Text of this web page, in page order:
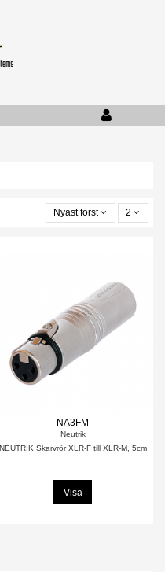
Nyast först 2
NA3FM
Neutrik
NEUTRIK Skarvrör XLR-F till XLR-M, 5cm
Visa